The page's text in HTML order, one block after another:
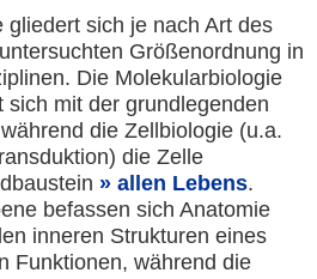
gliedert sich je nach Art des
Größenordnung in
Die Molekularbiologie
sich mit der grundlegenden
die Zellbiologie (u.a.
die Zelle
allen Lebens.
befassen sich Anatomie
inneren Strukturen eines
Funktionen, während die